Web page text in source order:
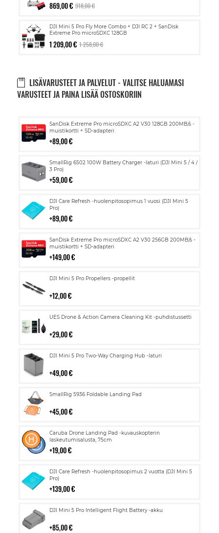
869,00 € 918,00 €
DJI Mini 5 Pro Fly More Combo + DJI RC 2 + SanDisk
Extreme Pro microSDXC 128GB
1 209,00 € 1 258,00 €
LISÄVARUSTEET JA PALVELUT - VALITSE HALUAMASI
VARUSTEET JA PAINA LISÄÄ OSTOSKORIIN
SanDisk Extreme Pro microSDXC A2 V30 128GB 200MB/s -
muistikortti + SD-adapteri
89,00 €
Lisää
ostoskoriin
SmallRig 6502 100W Battery Charger -laturi (DJI Mini 5 / 4 /
3 Pro)
59,00 €
Lisää
ostoskoriin
DJI Care Refresh -huolenpitosopimus 1 vuosi (DJI Mini 5
Pro)
89,00 €
Lisää
ostoskoriin
SanDisk Extreme Pro microSDXC A2 V30 256GB 200MB/s -
muistikortti + SD-adapteri
149,00 €
Lisää
ostoskoriin
DJI Mini 5 Pro Propellers -propellit
12,00 €
Lisää
UES Drone & Action Camera Cleaning Kit -puhdistussetti
29,00 €
Lisää
DJI Mini 5 Pro Two-Way Charging Hub -laturi
49,00 €
Lisää
SmallRig 5936 Foldable Landing Pad
45,00 €
Lisää
Caruba Drone Landing Pad -kuvauskopterin
laskeutumisalusta, 75cm
19,00 €
Lisää
ostoskoriin
DJI Care Refresh -huolenpitosopimus 2 vuotta (DJI Mini 5
Pro)
139,00 €
Lisää
ostoskoriin
DJI Mini 5 Pro Intelligent Flight Battery -akku
85,00 €
Lisää